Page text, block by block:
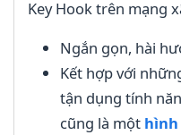
Key Hook trên mạng
Ngắn gọn, hài
Kết hợp với
tận dụng tính
cũng là một